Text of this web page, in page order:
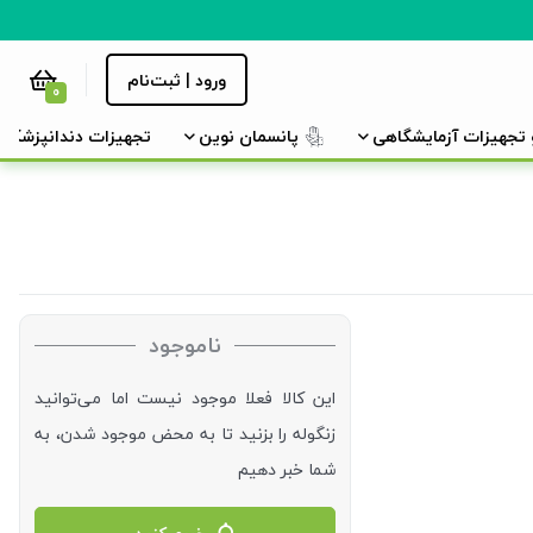
ورود | ثبت‌نام 0
تجهیزات آزمایشگاهی پانسمان نوین تجهیزات دندانپزشکی
ناموجود
این کالا فعلا موجود نیست اما می‌توانید
زنگوله را بزنید تا به محض موجود شدن، به
شما خبر دهیم